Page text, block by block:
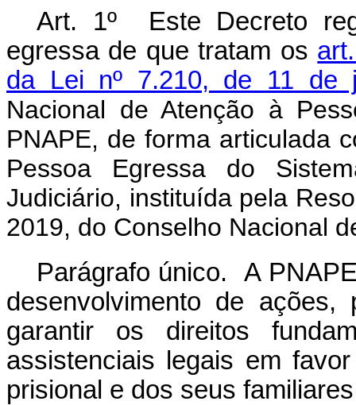
Art. 1º Este Decreto
egressa de que tratam os
da Lei nº 7.210, de 11 de
Nacional de Atenção à
PNAPE, de forma articulada
Pessoa Egressa do
Judiciário, instituída pela
2019, do Conselho Nacional
Parágrafo único. A
desenvolvimento de
garantir os direitos
assistenciais legais em
prisional e dos seus